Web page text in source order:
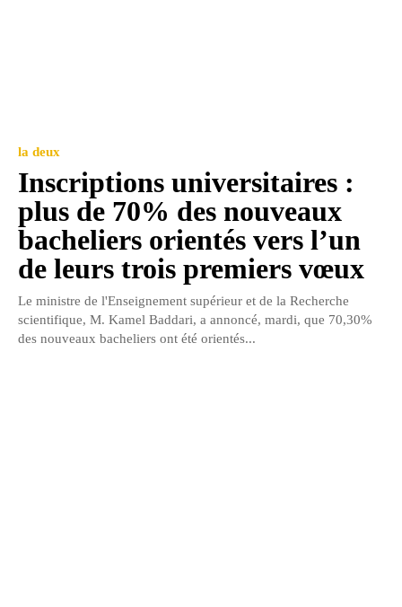
la deux
Inscriptions universitaires :
plus de 70% des nouveaux
bacheliers orientés vers l’un
de leurs trois premiers vœux
Le ministre de l'Enseignement supérieur et de la Recherche
scientifique, M. Kamel Baddari, a annoncé, mardi, que 70,30%
des nouveaux bacheliers ont été orientés...